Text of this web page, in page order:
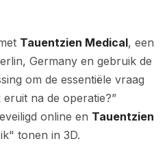
Tauentzien Medical, een
Germany en gebruik de
om de essentiële vraag
na de operatie?”
online en Tauentzien
tonen in 3D.